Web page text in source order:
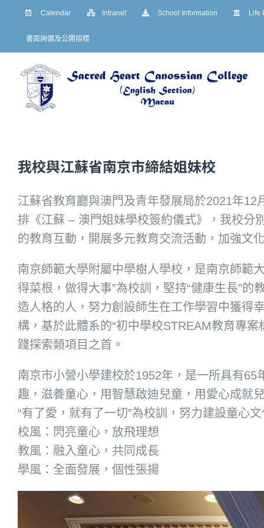
Calendar Intranet School Information Life
書面詢價及公開招標
我校與江蘇省南京市締結姐妹校
江蘇省教育廳與澳門及青年發展局於2021年
排《江蘇 – 澳門姐妹學校簽約儀式》，我校分
的教育互動，開展多元教育交流活動，加強文
南京師範大學附屬中學樹人學校，是南京師範
得菜根，做得大事”為校訓，堅持“健康生長”
造人格的人，努力創設師生在工作學習中獲得
構，基於此體系的“初中學校STREAM教育專
踐探索類項目之首。
南京市小營小學建校於1952年，是一所具有
趣，滋養童心，用智慧啟迪兒童，用愛心成就
“有了愛，就有了一切”為校訓，努力建設童心
校風：閃亮童心，放飛理想
教風：融入童心，共同成長
學風：全面發展，個性張揚